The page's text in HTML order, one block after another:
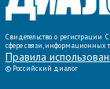
Свидетельство о
сфере связи, информационных
Правила
© Российский диалог